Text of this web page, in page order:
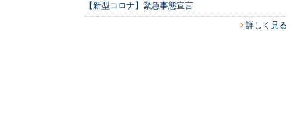
【新型コロナ】緊急事態宣言
詳しく見る